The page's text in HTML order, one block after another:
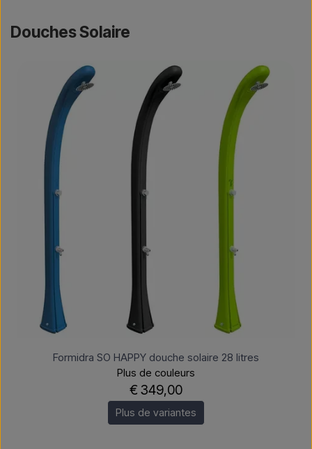
Douches Solaire
Formidra SO HAPPY douche solaire 28 litres
Plus de couleurs
€ 349,00
Plus de variantes